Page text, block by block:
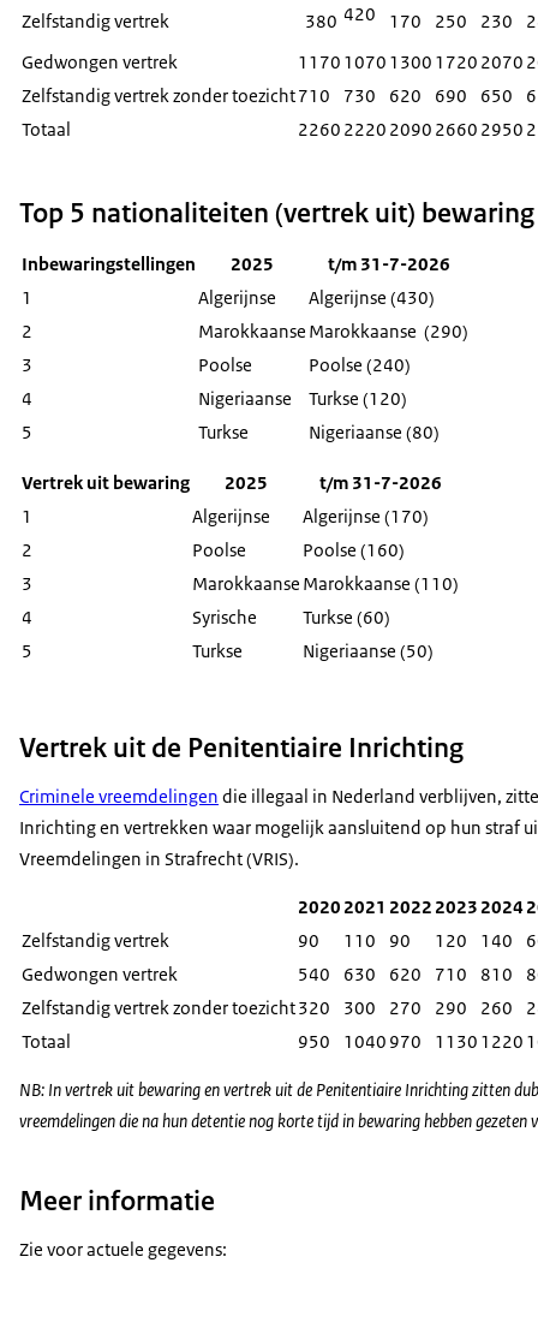
Zelfstandig vertrek 380 420 170 250 230
Gedwongen vertrek
1170 1070 1300 1720 2070
Zelfstandig vertrek zonder toezicht710 730 620 690 650
Totaal
2260 2220 2090 2660 2950
Top 5 nationaliteiten (vertrek uit) bewaring
Inbewaringstellingen 2025
t/m 31-7-2026
1
Algerijnse
Algerijnse (430)
2
Marokkaanse Marokkaanse (290)
3
Poolse
Poolse (240)
4
Nigeriaanse
Turkse (120)
5
Turkse Nigeriaanse (80)
Vertrek uit bewaring 2025
t/m 31-7-2026
1
Algerijnse
Algerijnse (170)
2
Poolse
Poolse (160)
3
Marokkaanse Marokkaanse (110)
4
Syrische
Turkse (60)
5
Turkse Nigeriaanse (50)
Vertrek uit de Penitentiaire Inrichting
Criminele vreemdelingen die illegaal in Nederland verblijven,
Inrichting en vertrekken waar mogelijk aansluitend op hun straf
Vreemdelingen in Strafrecht (VRIS).
2020 2021 2022 2023 2024
Zelfstandig vertrek
90 110 90 120 140
Gedwongen vertrek
540 630 620 710 810
Zelfstandig vertrek zonder toezicht320 300 270 290 260
Totaal
950 1040 970 1130 1220
NB: In vertrek uit bewaring en vertrek uit de Penitentiaire Inrichting zitten
vreemdelingen die na hun detentie nog korte tijd in bewaring hebben
Meer informatie
Zie voor actuele gegevens: